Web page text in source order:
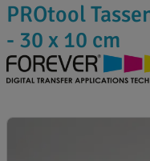
PROtool
- 30 x 10 cm